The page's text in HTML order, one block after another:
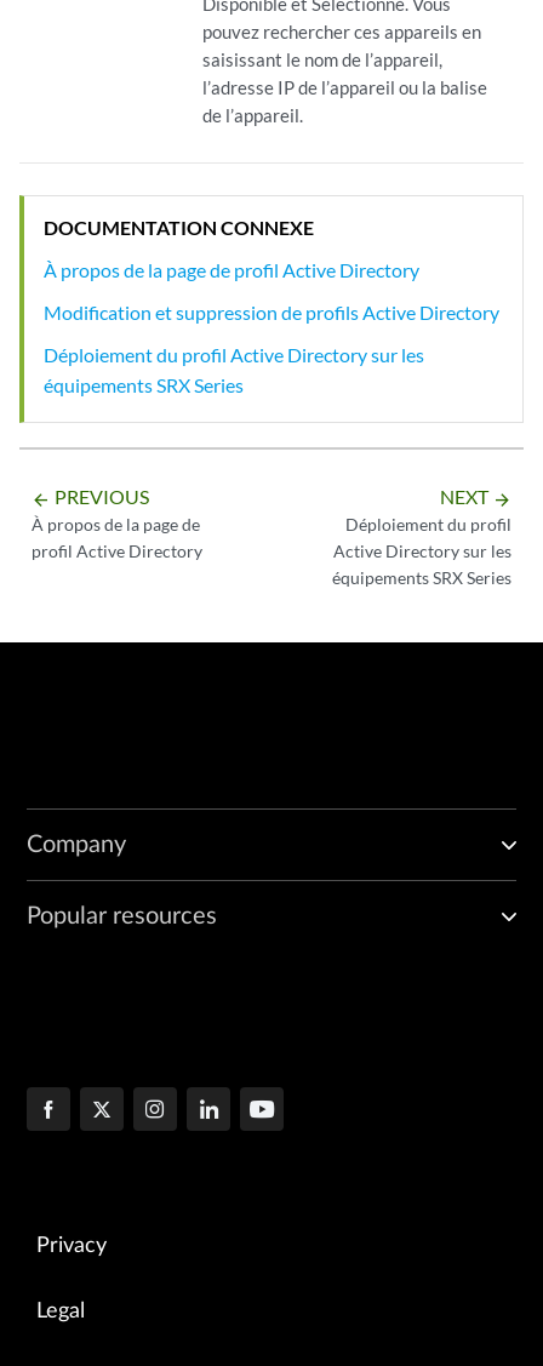
pouvez rechercher ces appareils en
saisissant le nom de l’appareil,
l’adresse IP de l’appareil ou la balise
de l’appareil.
DOCUMENTATION CONNEXE
À propos de la page de profil Active Directory
Modification et suppression de profils Active Directory
Déploiement du profil Active Directory sur les
équipements SRX Series
arrow_backward PREVIOUS
À propos de la page de
profil Active Directory
NEXT arrow_forward
Déploiement du profil
Active Directory sur les
équipements SRX Series
Company
Popular resources
Privacy
Legal